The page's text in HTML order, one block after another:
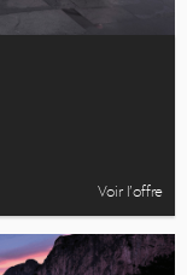
Voir l’offre